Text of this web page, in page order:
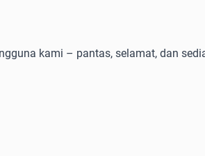
kami – pantas, selamat, dan